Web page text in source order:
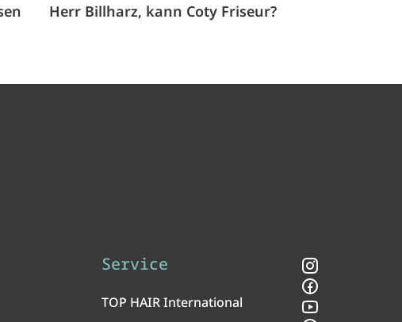
Herr Billharz, kann Coty Friseur?
Service
TOP HAIR International